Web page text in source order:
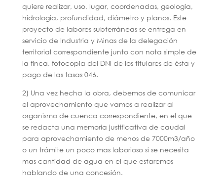
quiere realizar, uso, lugar, coordenadas, geología,
hidrologia, profundidad, diámetro y planos. Este
proyecto de labores subterráneas se entrega en
servicio de Industria y Minas de la delegación
territorial correspondiente junto con nota simple de
la finca, fotocopia del DNI de los titulares de ésta y
pago de las tasas 046.
2) Una vez hecha la obra, debemos de comunicar
el aprovechamiento que vamos a realizar al
organismo de cuenca correspondiente, en el que
se redacta una memoria justificativa de caudal
para aprovechamiento de menos de 7000m3/año
o un trámite un poco mas laborioso si se necesita
mas cantidad de agua en el que estaremos
hablando de una concesión.